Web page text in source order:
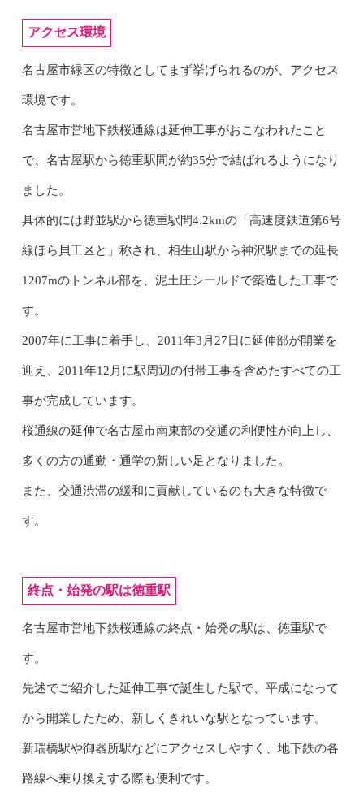
アクセス環境
名古屋市緑区の特徴としてまず挙げられるのが、アクセス
環境です。
名古屋市営地下鉄桜通線は延伸工事がおこなわれたこと
で、名古屋駅から徳重駅間が約35分で結ばれるようになり
ました。
具体的には野並駅から徳重駅間4.2kmの「高速度鉄道第6号
線ほら貝工区と」称され、相生山駅から神沢駅までの延長
1207mのトンネル部を、泥土圧シールドで築造した工事で
す。
2007年に工事に着手し、2011年3月27日に延伸部が開業を
迎え、2011年12月に駅周辺の付帯工事を含めたすべての工
事が完成しています。
桜通線の延伸で名古屋市南東部の交通の利便性が向上し、
多くの方の通勤・通学の新しい足となりました。
また、交通渋滞の緩和に貢献しているのも大きな特徴で
す。
終点・始発の駅は徳重駅
名古屋市営地下鉄桜通線の終点・始発の駅は、徳重駅で
す。
先述でご紹介した延伸工事で誕生した駅で、平成になって
から開業したため、新しくきれいな駅となっています。
新瑞橋駅や御器所駅などにアクセスしやすく、地下鉄の各
路線へ乗り換えする際も便利です。